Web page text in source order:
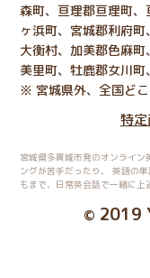
森町、亘理郡亘理町
ヶ浜町、宮城郡利府
大衡村、加美郡色麻
美里町、牡鹿郡女川
※ 宮城県外、全国ど
特
宮城県多賀城市発のオンライ
ングが苦手だったり、
英語の
もまで、日常英会話で一緒に上
© 2019